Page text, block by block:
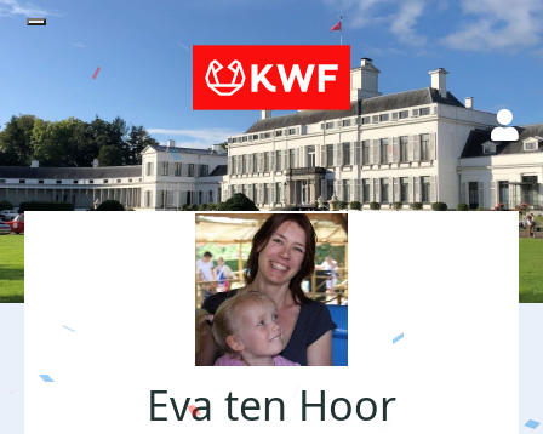
Eva ten Hoor